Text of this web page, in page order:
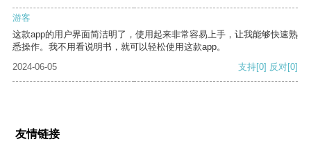
游客
这款app的用户界面简洁明了，使用起来非常容易上手，让我能够快速熟
悉操作。我不用看说明书，就可以轻松使用这款app。
2024-06-05
支持[0] 反对[0]
友情链接